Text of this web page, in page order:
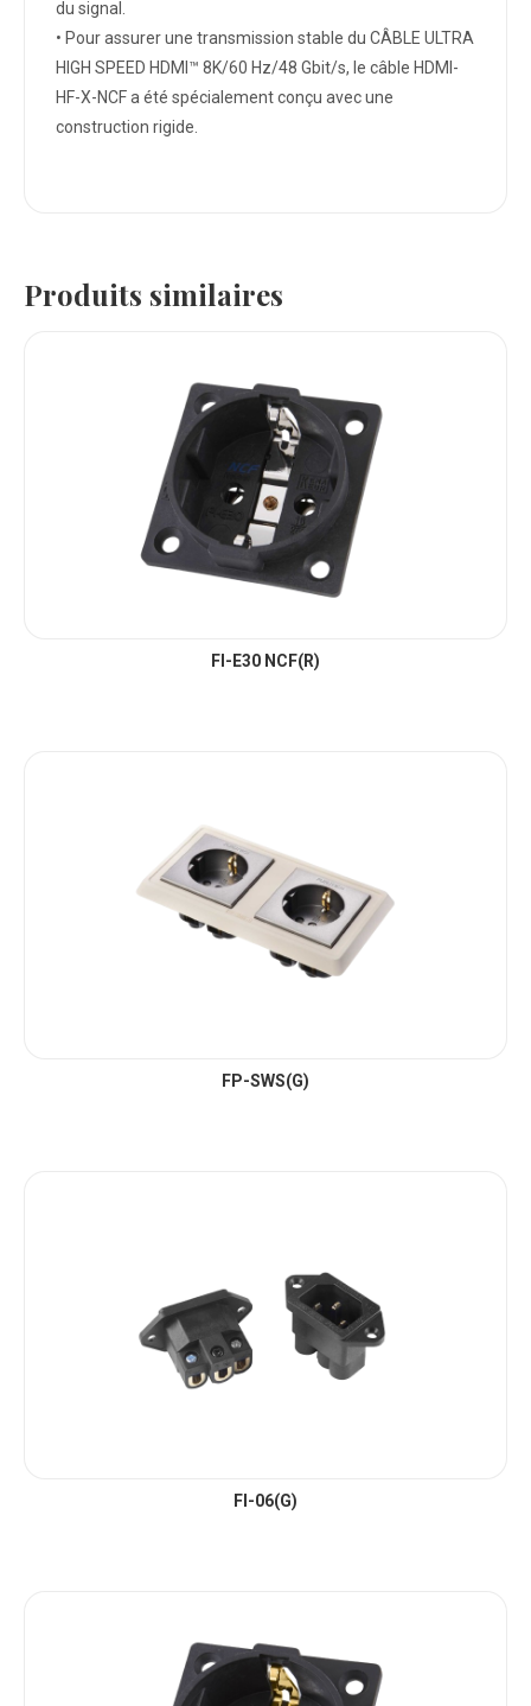
du signal.
• Pour assurer une transmission stable du CÂBLE ULTRA
HIGH SPEED HDMI™ 8K/60 Hz/48 Gbit/s, le câble HDMI-
HF-X-NCF a été spécialement conçu avec une
construction rigide.
Produits similaires
FI-E30 NCF(R)
FP-SWS(G)
FI-06(G)